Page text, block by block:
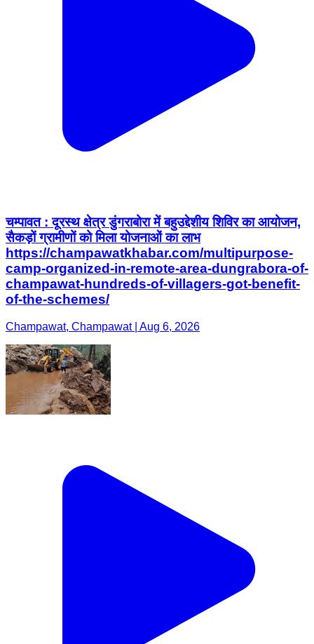
चम्पावत : दूरस्थ क्षेत्र डुंगराबोरा में बहुउद्देशीय शिविर का आयोजन,
सैकड़ों ग्रामीणों को मिला योजनाओं का लाभ
https://champawatkhabar.com/multipurpose-
camp-organized-in-remote-area-dungrabora-of-
champawat-hundreds-of-villagers-got-benefit-
of-the-schemes/
Champawat, Champawat | Aug 6, 2026